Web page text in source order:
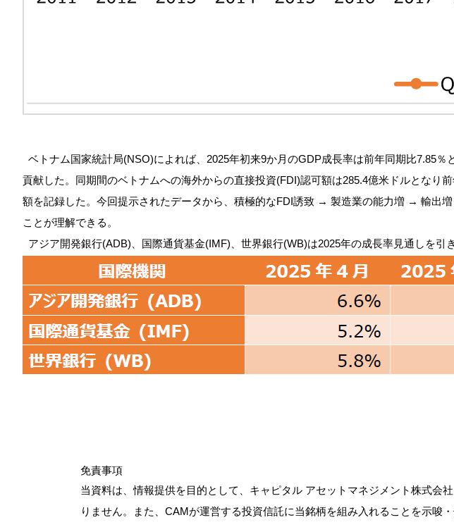
ベトナム国家統計局(NSO)によれば、2025年初来9か月のGDP成長率は前年同期比7.85
貢献した。同期間のベトナムへの海外からの直接投資(FDI)認可額は285.4億米ドルとなり
額を記録した。今回提示されたデータから、積極的なFDI誘致 → 製造業の能力増 → 輸出
ことが理解できる。
アジア開発銀行(ADB)、国際通貨基金(IMF)、世界銀行(WB)は2025年の成長率見通しを引
免責事項
当資料は、情報提供を目的として、キャピタル アセットマネジメント株式会
りません。また、CAMが運営する投資信託に当銘柄を組み入れることを示